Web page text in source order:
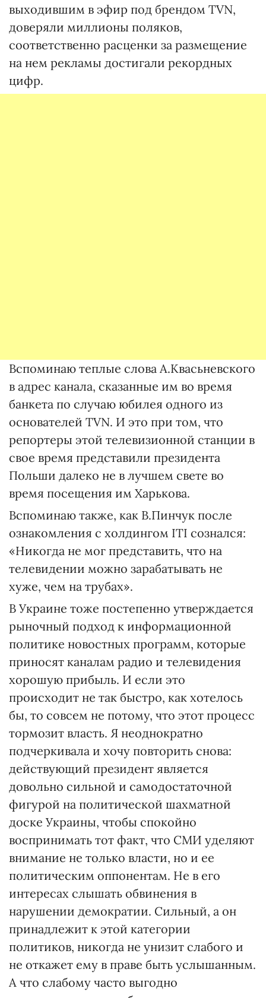
выходившим в эфир под брендом TVN,
доверяли миллионы поляков,
соответственно расценки за размещение
на нем рекламы достигали рекордных
цифр.
Вспоминаю теплые слова А.Квасьневского
в адрес канала, сказанные им во время
банкета по случаю юбилея одного из
основателей TVN. И это при том, что
репортеры этой телевизионной станции в
свое время представили президента
Польши далеко не в лучшем свете во
время посещения им Харькова.
Вспоминаю также, как В.Пинчук после
ознакомления с холдингом ІТІ сознался:
«Никогда не мог представить, что на
телевидении можно зарабатывать не
хуже, чем на трубах».
В Украине тоже постепенно утверждается
рыночный подход к информационной
политике новостных программ, которые
приносят каналам радио и телевидения
хорошую прибыль. И если это
происходит не так быстро, как хотелось
бы, то совсем не потому, что этот процесс
тормозит власть. Я неоднократно
подчеркивала и хочу повторить снова:
действующий президент является
довольно сильной и самодостаточной
фигурой на политической шахматной
доске Украины, чтобы спокойно
воспринимать тот факт, что СМИ уделяют
внимание не только власти, но и ее
политическим оппонентам. Не в его
интересах слышать обвинения в
нарушении демократии. Сильный, а он
принадлежит к этой категории
политиков, никогда не унизит слабого и
не откажет ему в праве быть услышанным.
А что слабому часто выгодно